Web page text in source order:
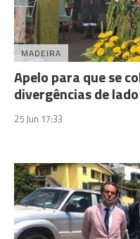
MADEIRA
Apelo para que se
divergências de
25 Jun 17:33